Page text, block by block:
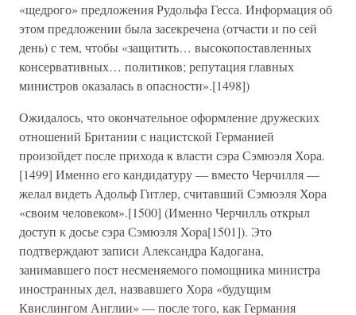
«щедрого» предложения Рудольфа Гесса. Информация об
этом предложении была засекречена (отчасти и по сей
день) с тем, чтобы «защитить… высокопоставленных
консервативных… политиков; репутация главных
министров оказалась в опасности».[1498])
Ожидалось, что окончательное оформление дружеских
отношений Британии с нацистской Германией
произойдет после прихода к власти сэра Сэмюэля Хора.
[1499] Именно его кандидатуру — вместо Черчилля —
желал видеть Адольф Гитлер, считавший Сэмюэля Хора
«своим человеком».[1500] (Именно Черчилль открыл
доступ к досье сэра Сэмюэля Xopa[1501]). Это
подтверждают записи Александра Кадогана,
занимавшего пост несменяемого помощника министра
иностранных дел, назвавшего Хора «будущим
Квислингом Англии» — после того, как Германия